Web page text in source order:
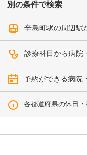
別の条件で検索
辛島町駅の周辺駅
診療科目から病院
予約ができる病院
各都道府県の休日